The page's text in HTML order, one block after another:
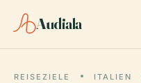
Audiala
REISEZIELE ITALIEN